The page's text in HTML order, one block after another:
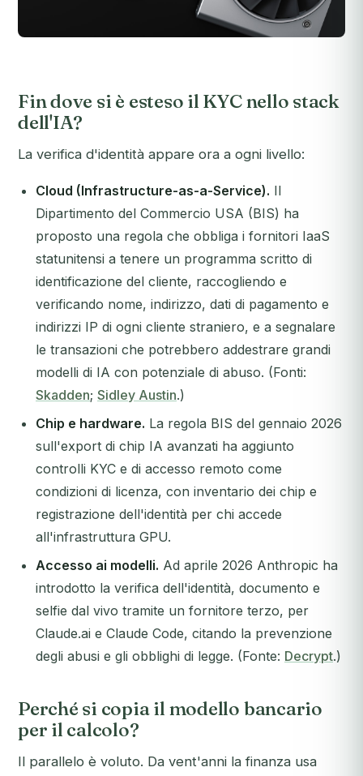
Fin dove si è esteso il KYC nello stack
dell'IA?
La verifica d'identità appare ora a ogni livello:
Cloud (Infrastructure-as-a-Service). Il
Dipartimento del Commercio USA (BIS) ha
proposto una regola che obbliga i fornitori IaaS
statunitensi a tenere un programma scritto di
identificazione del cliente, raccogliendo e
verificando nome, indirizzo, dati di pagamento e
indirizzi IP di ogni cliente straniero, e a segnalare
le transazioni che potrebbero addestrare grandi
modelli di IA con potenziale di abuso. (Fonti:
Skadden; Sidley Austin.)
Chip e hardware. La regola BIS del gennaio 2026
sull'export di chip IA avanzati ha aggiunto
controlli KYC e di accesso remoto come
condizioni di licenza, con inventario dei chip e
registrazione dell'identità per chi accede
all'infrastruttura GPU.
Accesso ai modelli. Ad aprile 2026 Anthropic ha
introdotto la verifica dell'identità, documento e
selfie dal vivo tramite un fornitore terzo, per
Claude.ai e Claude Code, citando la prevenzione
degli abusi e gli obblighi di legge. (Fonte: Decrypt.)
Perché si copia il modello bancario
per il calcolo?
Il parallelo è voluto. Da vent'anni la finanza usa